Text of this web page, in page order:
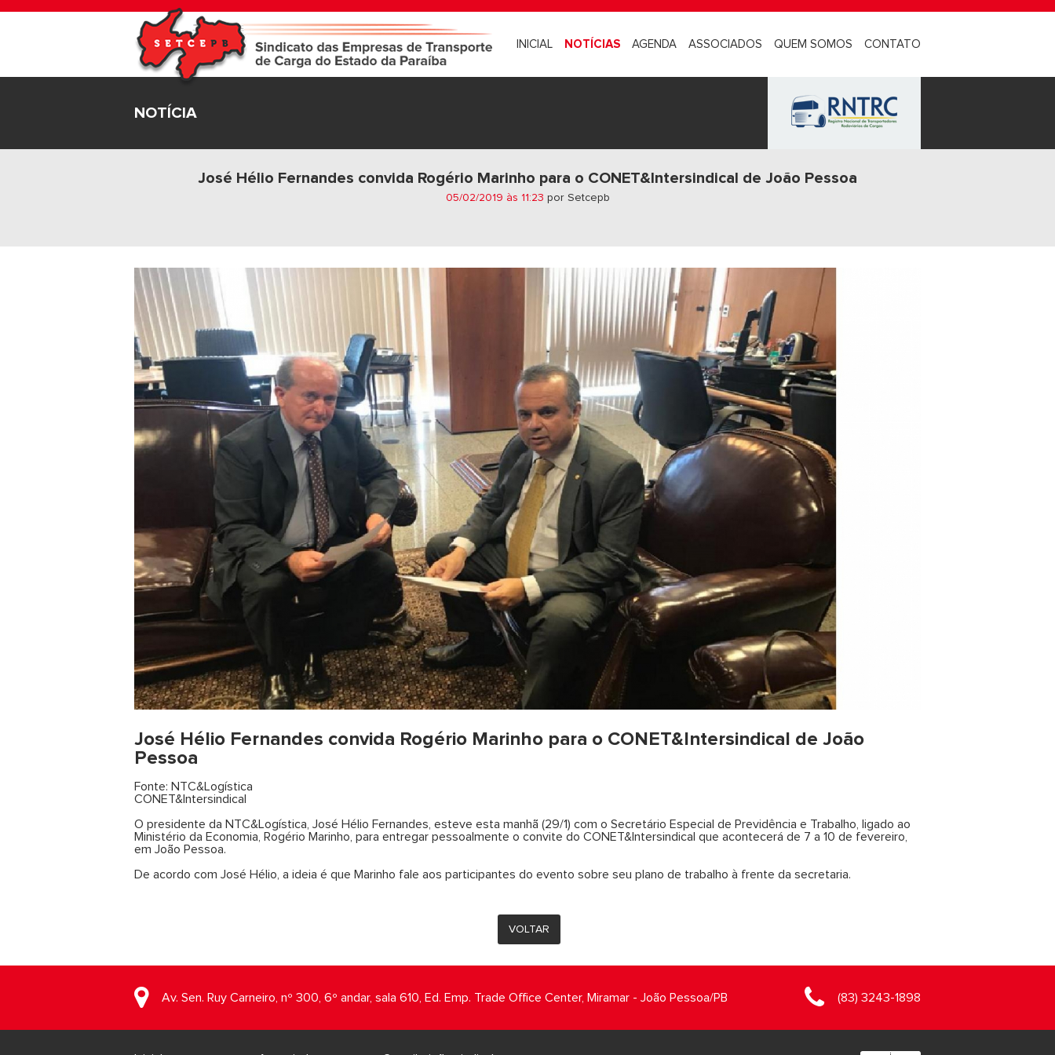
INICIAL NOTÍCIAS AGENDA ASSOCIADOS QUEM SOMOS CONTATO
NOTÍCIA
José Hélio Fernandes convida Rogério Marinho para o CONET&Intersindical de João Pessoa
05/02/2019 às 11:23 por Setcepb
José Hélio Fernandes convida Rogério Marinho para o CONET&Intersindical de João
Pessoa
Fonte: NTC&Logística
CONET&Intersindical
O presidente da NTC&Logística, José Hélio Fernandes, esteve esta manhã (29/1) com o Secretário Especial de Previdência e Trabalho, ligado ao
Ministério da Economia, Rogério Marinho, para entregar pessoalmente o convite do CONET&Intersindical que acontecerá de 7 a 10 de fevereiro,
em João Pessoa.
De acordo com José Hélio, a ideia é que Marinho fale aos participantes do evento sobre seu plano de trabalho à frente da secretaria.
VOLTAR
Av. Sen. Ruy Carneiro, nº 300, 6º andar, sala 610, Ed. Emp. Trade Office Center, Miramar - João Pessoa/PB (83) 3243-1898